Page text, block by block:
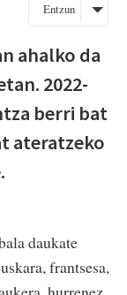
Entzun
ahalko da
2022-
berri bat
ateratzeko
daukate
frantsesa,